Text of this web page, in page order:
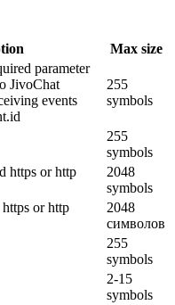
Max size
parameter
JivoChat
events
255
symbols
255
symbols
https or http
2048
symbols
or http
2048
символов
255
symbols
2-15
symbols